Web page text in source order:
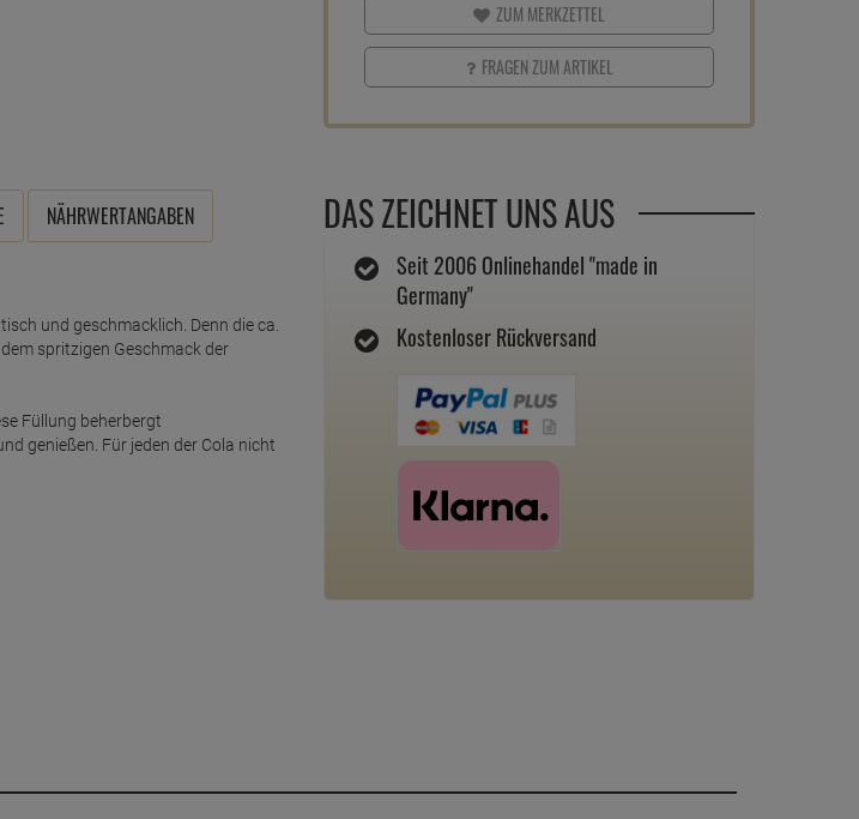
ZUM MERKZETTEL
FRAGEN ZUM ARTIKEL
DAS ZEICHNET UNS AUS
Seit 2006 Onlinehandel "made in
Germany"
Kostenloser Rückversand
NÄHRWERTANGABEN
und geschmacklich. Denn die ca.
spritzigen Geschmack der
Füllung beherbergt
genießen. Für jeden der Cola nicht